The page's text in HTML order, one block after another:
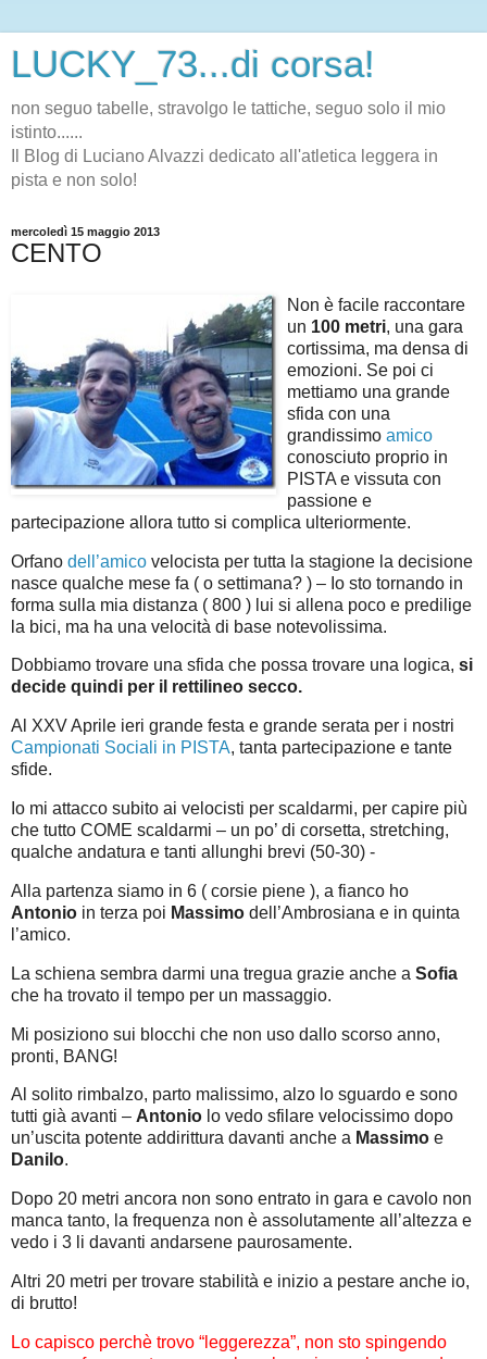
LUCKY_73...di corsa!
non seguo tabelle, stravolgo le tattiche, seguo solo il mio
istinto......
Il Blog di Luciano Alvazzi dedicato all'atletica leggera in
pista e non solo!
mercoledì 15 maggio 2013
CENTO
Non è facile raccontare
un 100 metri, una gara
cortissima, ma densa di
emozioni. Se poi ci
mettiamo una grande
sfida con una
grandissimo amico
conosciuto proprio in
PISTA e vissuta con
passione e
partecipazione allora tutto si complica ulteriormente.
Orfano dell’amico velocista per tutta la stagione la decisione
nasce qualche mese fa ( o settimana? ) – Io sto tornando in
forma sulla mia distanza ( 800 ) lui si allena poco e predilige
la bici, ma ha una velocità di base notevolissima.
Dobbiamo trovare una sfida che possa trovare una logica, si
decide quindi per il rettilineo secco.
Al XXV Aprile ieri grande festa e grande serata per i nostri
Campionati Sociali in PISTA, tanta partecipazione e tante
sfide.
Io mi attacco subito ai velocisti per scaldarmi, per capire più
che tutto COME scaldarmi – un po’ di corsetta, stretching,
qualche andatura e tanti allunghi brevi (50-30) -
Alla partenza siamo in 6 ( corsie piene ), a fianco ho
Antonio in terza poi Massimo dell’Ambrosiana e in quinta
l’amico.
La schiena sembra darmi una tregua grazie anche a Sofia
che ha trovato il tempo per un massaggio.
Mi posiziono sui blocchi che non uso dallo scorso anno,
pronti, BANG!
Al solito rimbalzo, parto malissimo, alzo lo sguardo e sono
tutti già avanti – Antonio lo vedo sfilare velocissimo dopo
un’uscita potente addirittura davanti anche a Massimo e
Danilo.
Dopo 20 metri ancora non sono entrato in gara e cavolo non
manca tanto, la frequenza non è assolutamente all’altezza e
vedo i 3 li davanti andarsene paurosamente.
Altri 20 metri per trovare stabilità e inizio a pestare anche io,
di brutto!
Lo capisco perchè trovo “leggerezza”, non sto spingendo